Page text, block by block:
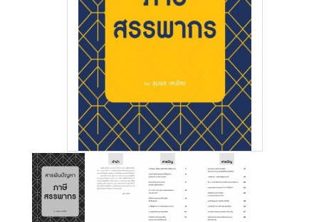
บริษัท ธรรมนิติเพรส
เพิ่มทรัพย์(ประชาชื่น20)
ถนนประชาชื่น แขวง
บางซื่อ เขตบางซื่อ
กรุงเทพมหานคร
10800